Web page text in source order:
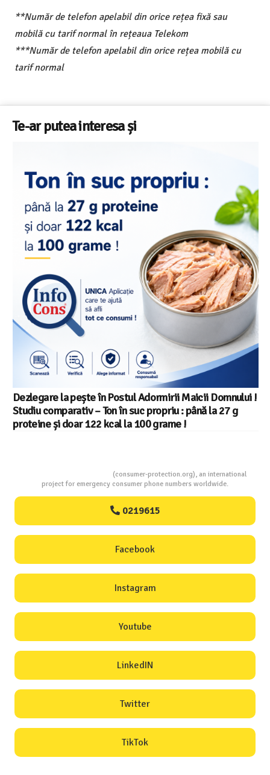
**Număr de telefon apelabil din orice rețea fixă sau
mobilă cu tarif normal în rețeaua Telekom
***Număr de telefon apelabil din orice rețea mobilă cu
tarif normal
Te-ar putea interesa și
Salariul minim in Europa in 2026 – Romania pe locul 20
din 22 in UE
(consumer-protection.org), an international
project for emergency consumer phone numbers worldwide.
0219615
Facebook
Instagram
Youtube
LinkedIN
Twitter
TikTok